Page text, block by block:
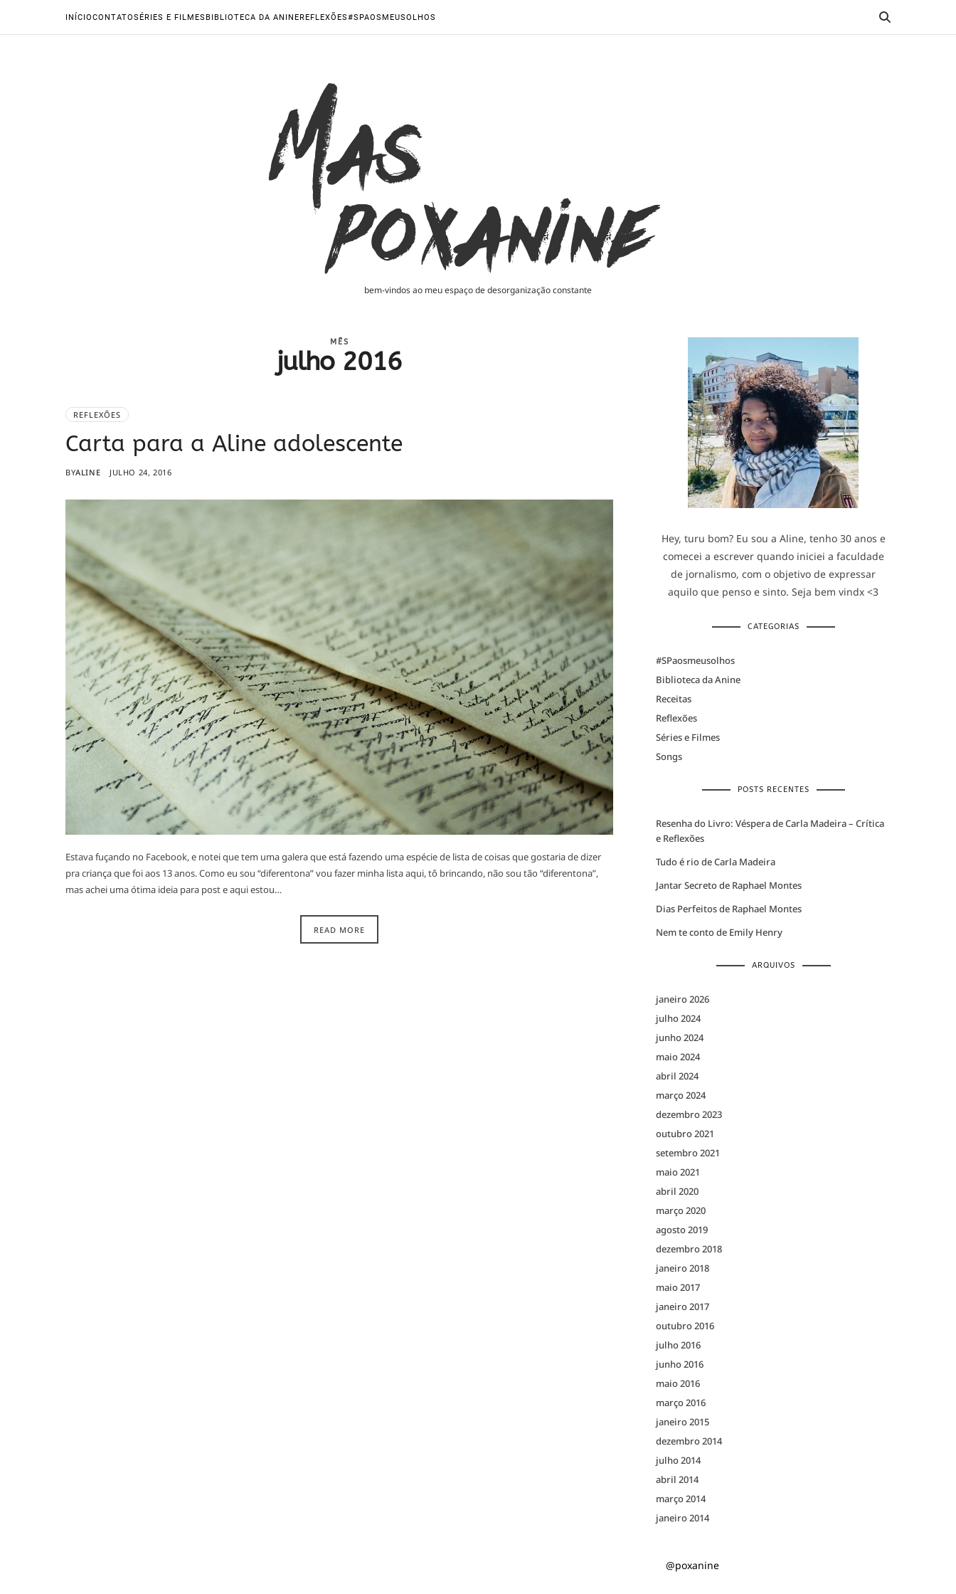
INÍCIOCONTATOSÉRIES E FILMESBIBLIOTECA DA ANINEREFLEXÕES#SPAOSMEUSOLHOS
bem-vindos ao meu espaço de desorganização constante
MÊS
julho 2016
REFLEXÕES
Carta para a Aline adolescente
BYALINE JULHO 24, 2016
Estava fuçando no Facebook, e notei que tem uma galera que está fazendo uma espécie de lista de coisas que gostaria de dizer
pra criança que foi aos 13 anos. Como eu sou “diferentona” vou fazer minha lista aqui, tô brincando, não sou tão “diferentona”,
mas achei uma ótima ideia para post e aqui estou…
READ MORE
Hey, turu bom? Eu sou a Aline, tenho 30 anos e
comecei a escrever quando iniciei a faculdade
de jornalismo, com o objetivo de expressar
aquilo que penso e sinto. Seja bem vindx <3
CATEGORIAS
#SPaosmeusolhos
Biblioteca da Anine
Receitas
Reflexões
Séries e Filmes
Songs
POSTS RECENTES
Resenha do Livro: Véspera de Carla Madeira – Crítica
e Reflexões
Tudo é rio de Carla Madeira
Jantar Secreto de Raphael Montes
Dias Perfeitos de Raphael Montes
Nem te conto de Emily Henry
ARQUIVOS
janeiro 2026
julho 2024
junho 2024
maio 2024
abril 2024
março 2024
dezembro 2023
outubro 2021
setembro 2021
maio 2021
abril 2020
março 2020
agosto 2019
dezembro 2018
janeiro 2018
maio 2017
janeiro 2017
outubro 2016
julho 2016
junho 2016
maio 2016
março 2016
janeiro 2015
dezembro 2014
julho 2014
abril 2014
março 2014
janeiro 2014
@poxanine